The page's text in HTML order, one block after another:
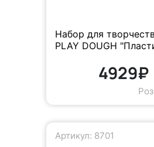
Набор для
PLAY DOUGH
4929₽
Артикул: 8701